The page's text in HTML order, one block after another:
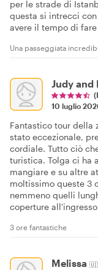
per le strade di
questa si intrecci
avere il tempo di
Una passeggiata
Judy and
10 luglio
Fantastico tour della
stato eccezionale,
cordiale. Tutto ciò
turistica. Tolga ci ha
mangiare e su altre
moltissimo queste 3
nemmeno quelli
coperture
3 ore fantastiche
Melissa